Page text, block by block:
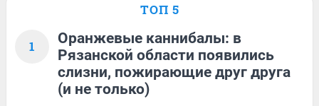
ТОП 5
1
Оранжевые каннибалы: в
Рязанской области появились
слизни, пожирающие друг друга
(и не только)